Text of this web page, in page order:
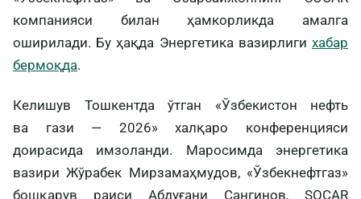
компанияси билан ҳамкорликда амалга
оширилади. Бу ҳақда Энергетика вазирлиги хабар
бермоқда.
Келишув Тошкентда ўтган «Ўзбекистон нефть
ва гази — 2026» халқаро конференцияси
доирасида имзоланди. Маросимда энергетика
вазири Жўрабек Мирзамаҳмудов, «Ўзбекнефтгаз»
бошқарув раиси Абдуғани Сангинов, SOCAR